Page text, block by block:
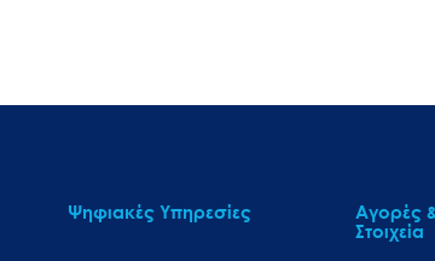
Ψηφιακές Υπηρεσίες
Αγορές
Στοιχεία